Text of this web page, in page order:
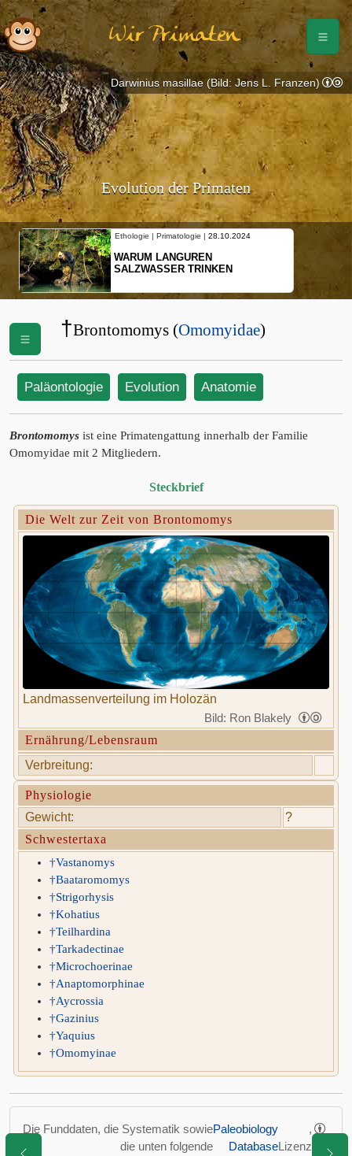
Wir Primaten
Evolution der Primaten
Ethologie | Primatologie | 28.10.2024
WARUM LANGUREN
SALZWASSER TRINKEN
Darwinius masillae (Bild: Jens L. Franzen)
†Brontomomys (Omomyidae)
Paläontologie Evolution Anatomie
Brontomomys ist eine Primatengattung innerhalb der Familie
Omomyidae mit 2 Mitgliedern.
Steckbrief
Die Welt zur Zeit von Brontomomys
Landmassenverteilung im Holozän
Bild: Ron Blakely
Ernährung/Lebensraum
Verbreitung:
Physiologie
Gewicht:
?
Schwestertaxa
†Vastanomys
†Baataromomys
†Strigorhysis
†Kohatius
†Teilhardina
†Tarkadectinae
†Microchoerinae
†Anaptomorphinae
†Aycrossia
†Gazinius
†Yaquius
†Omomyinae
Die Funddaten, die Systematik sowie
die unten folgende
Paleobiology
Database
,
Lizenz